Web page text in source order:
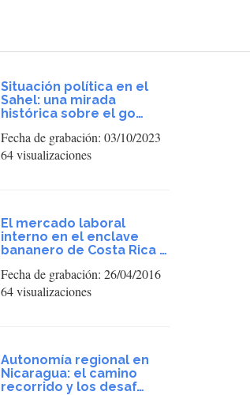
Situación política en el
Sahel: una mirada
histórica sobre el go…
Fecha de grabación: 03/10/2023
64 visualizaciones
El mercado laboral
interno en el enclave
bananero de Costa Rica …
Fecha de grabación: 26/04/2016
64 visualizaciones
Autonomía regional en
Nicaragua: el camino
recorrido y los desaf…